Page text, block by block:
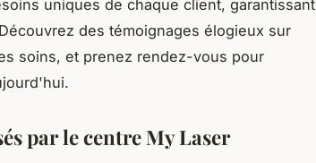
uniques de chaque client, garantissant
des témoignages élogieux sur
soins, et prenez rendez-vous pour
par le centre My Laser